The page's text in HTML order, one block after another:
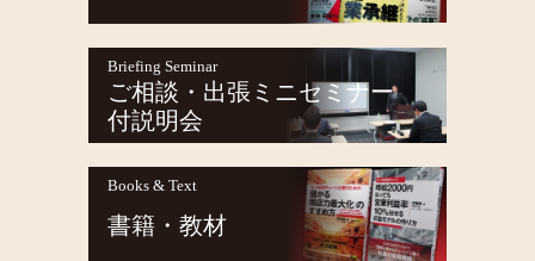
Briefing Seminar
ご相談・出張ミニセミナー
付説明会
Books & Text
書籍・教材